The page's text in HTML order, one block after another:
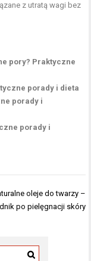
z utratą wagi bez
pory? Praktyczne
porady i dieta
porady i
porady i
oleje do twarzy –
po pielęgnacji skóry